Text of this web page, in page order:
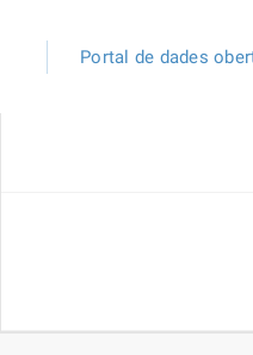
Portal de dades